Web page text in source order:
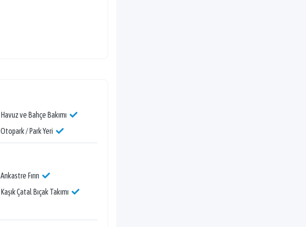
Havuz ve Bahçe Bakımı
Otopark / Park Yeri
Ankastre Fırın
Kaşık Çatal Bıçak Takımı